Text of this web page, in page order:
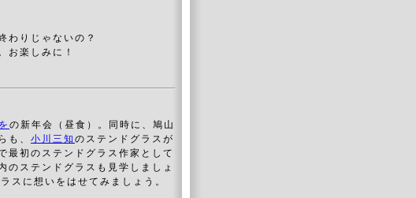
りじゃないの？
お楽しみに！
の新年会（昼食）。同時に、鳩山
も、 小川三知 のステンドグラスが
最初のステンドグラス作家として
のステンドグラスも見学しましょ
スに想いをはせてみましょう。